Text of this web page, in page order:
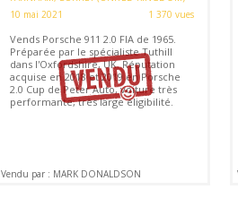
10 mai 2021
1 370 vues
Vends Porsche 911 2.0 FIA de 1965.
Préparée par le spécialiste Tuthill
dans l'Oxfordshire, UK. Réputation
acquise en 2018 et 2019 en Porsche
2.0 Cup de Peter Auto, voiture très
performante, très large éligibilité.
Vendu par : MARK DONALDSON